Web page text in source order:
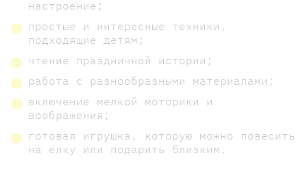
настроение;
простые и интересные техники,
подходящие детям;
чтение праздничной истории;
работа с разнообразными материалами;
включение мелкой моторики и
воображения;
готовая игрушка, которую можно повесить
на ёлку или подарить близким.